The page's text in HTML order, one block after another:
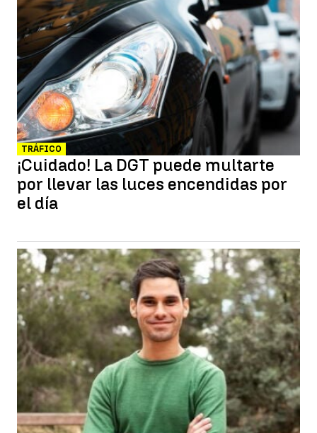
TRÁFICO
¡Cuidado! La DGT puede multarte
por llevar las luces encendidas por
el día